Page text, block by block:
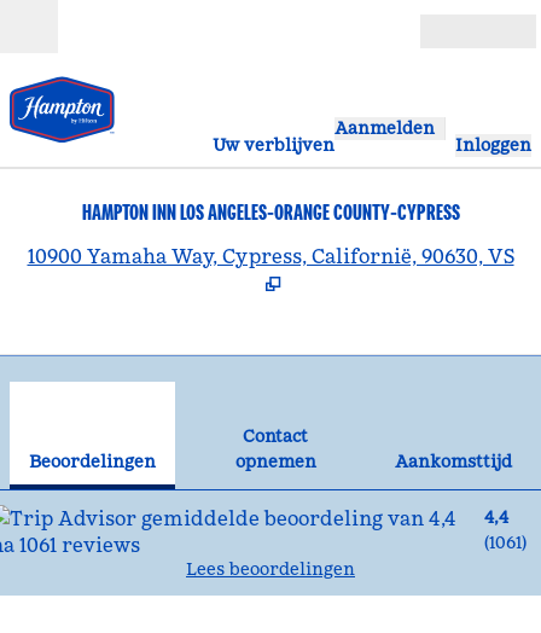
Uw verblijven
Aanmelden
Inloggen
HAMPTON INN LOS ANGELES-ORANGE COUNTY-CYPRESS
10900 Yamaha Way, Cypress, Californië, 90630, VS
Beoordelingen
Contact
opnemen
Contact opnemen
Aankomsttijd
4,4
(1061)
Lees beoordelingen